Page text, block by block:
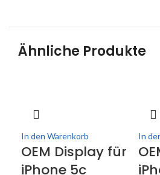
Ähnliche Produkte
In den Warenkorb
OEM Display für
iPhone 5c
In